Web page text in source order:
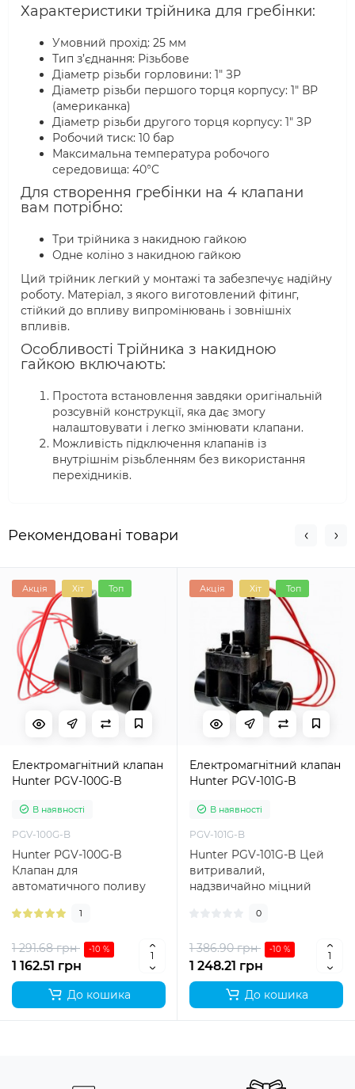
Характеристики трійника для гребінки:
Умовний прохід: 25 мм
Тип з’єднання: Різьбове
Діаметр різьби горловини: 1" ЗР
Діаметр різьби першого торця корпусу: 1" ВР
(американка)
Діаметр різьби другого торця корпусу: 1" ЗР
Робочий тиск: 10 бар
Максимальна температура робочого
середовища: 40°C
Для створення гребінки на 4 клапани
вам потрібно:
Три трійника з накидною гайкою
Одне коліно з накидною гайкою
Ций трійник легкий у монтажі та забезпечує надійну
роботу. Матеріал, з якого виготовлений фітинг,
стійкий до впливу випромінювань і зовнішніх
впливів.
Особливості Трійника з накидною
гайкою включають:
Простота встановлення завдяки оригінальній
розсувній конструкції, яка дає змогу
налаштовувати і легко змінювати клапани.
Можливість підключення клапанів із
внутрішнім різьбленням без використання
перехідників.
Рекомендовані товари
Акція Хіт Топ
Електромагнітний клапан
Hunter PGV-100G-B
В наявності
PGV-100G-B
Hunter PGV-100G-B
Клапан для
автоматичного поливу
Внутрішня Різьба)
1
1 291.68 грн -10 %
1 162.51 грн
До кошика
Акція Хіт Топ
Електромагнітний клапан
Hunter PGV-101G-B
В наявності
PGV-101G-B
Hunter PGV-101G-B Цей
витривалий,
надзвичайно міцний
характеристики клапа..
0
1 386.90 грн -10 %
1 248.21 грн
До кошика